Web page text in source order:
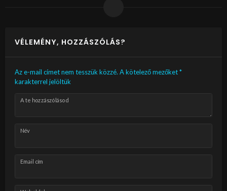
VÉLEMÉNY, HOZZÁSZÓLÁS?
Az e-mail címet nem tesszük közzé. A kötelező mezőket*
karakterrel jelöltük
A te hozzászólásod
Név
Email cím